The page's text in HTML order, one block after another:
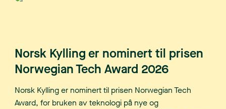
Norsk Kylling er nominert til prisen
Norwegian Tech Award 2026
Norsk Kylling er nominert til prisen Norwegian Tech
Award, for bruken av teknologi på nye og